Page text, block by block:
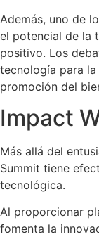
Además, uno de
el potencial de la
positivo. Los
tecnología para
promoción del
Impact
Más allá del
Summit tiene
tecnológica.
Al proporcionar
fomenta la